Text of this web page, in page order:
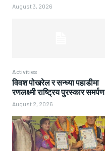
August 3, 2026
Activities
विवश पोखरेल र सन्ध्या पहाडीमा
रणलक्ष्मी राष्ट्रिय पुरस्कार समर्पण
August 2, 2026